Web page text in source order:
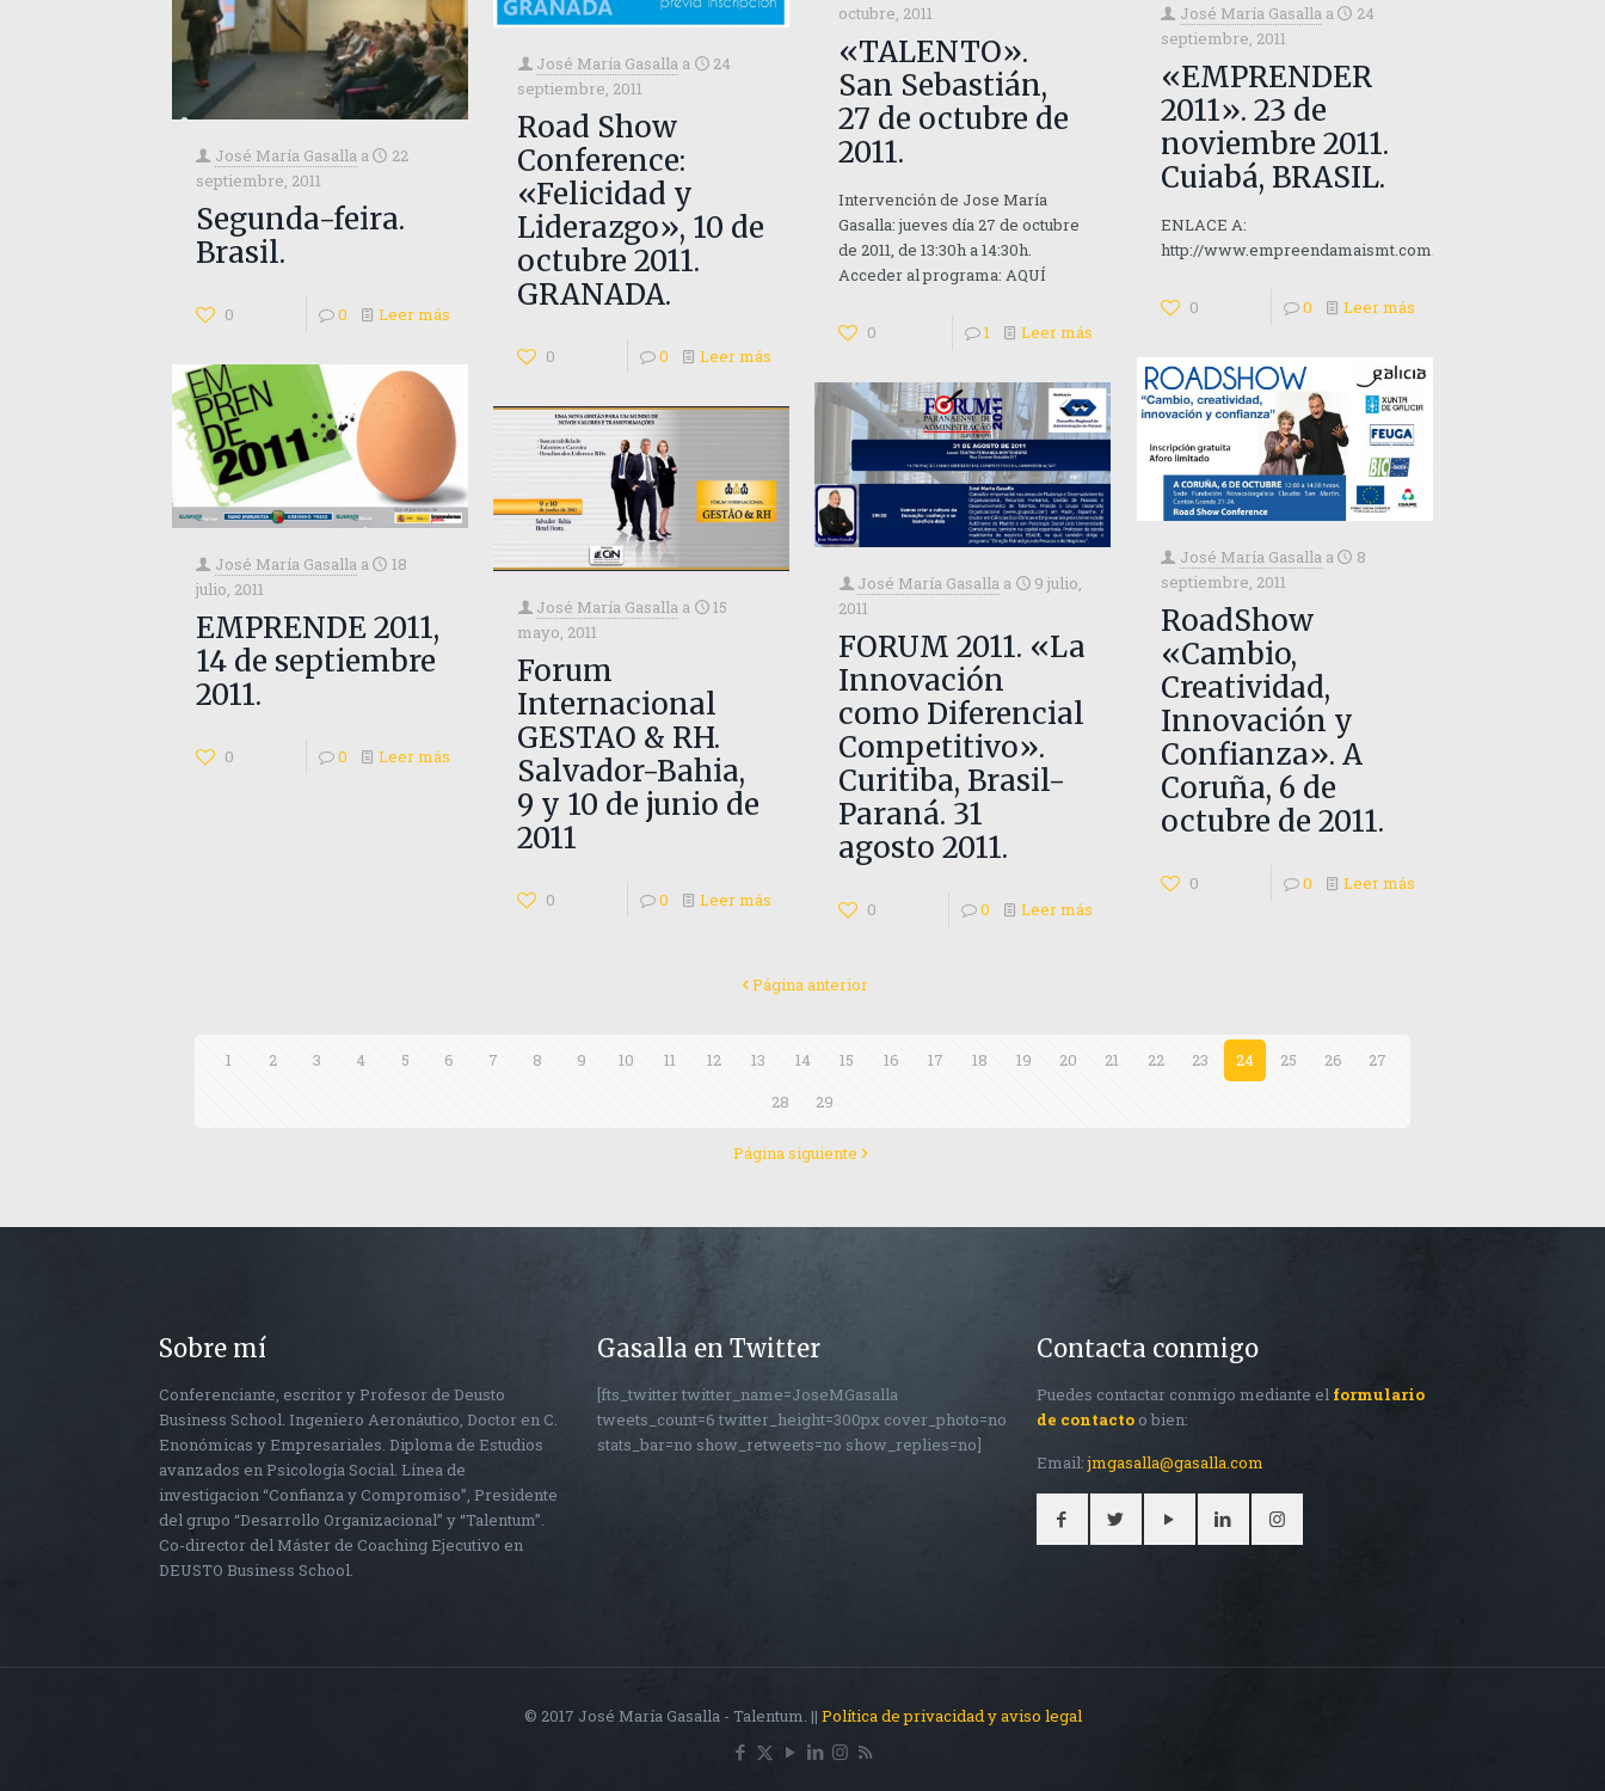
octubre, 2011
«TALENTO».
San Sebastián,
27 de octubre de
2011.
Intervención de Jose María
Gasalla: jueves día 27 de octubre
de 2011, de 13:30h a 14:30h.
Acceder al programa: AQUÍ
0 1 Leer más
José María Gasalla a
24
septiembre, 2011
«EMPRENDER
2011». 23 de
noviembre 2011.
Cuiabá, BRASIL.
ENLACE A:
http://www.empreendamaismt.com.br/2011/
0 0 Leer más
José María Gasalla a
24
septiembre, 2011
Road Show
Conference:
«Felicidad y
Liderazgo», 10 de
octubre 2011.
GRANADA.
0 0 Leer más
José María Gasalla a
22
septiembre, 2011
Segunda-feira.
Brasil.
0 0 Leer más
José María Gasalla a
8
septiembre, 2011
RoadShow
«Cambio,
Creatividad,
Innovación y
Confianza». A
Coruña, 6 de
octubre de 2011.
0 0 Leer más
José María Gasalla a
18
julio, 2011
EMPRENDE 2011,
14 de septiembre
2011.
0 0 Leer más
José María Gasalla a
9 julio,
2011
FORUM 2011. «La
Innovación
como Diferencial
Competitivo».
Curitiba, Brasil-
Paraná. 31
agosto 2011.
0 0 Leer más
José María Gasalla a
15
mayo, 2011
Forum
Internacional
GESTAO & RH.
Salvador-Bahia,
9 y 10 de junio de
2011
0 0 Leer más
Página anterior
1 2 3 4 5 6 7 8 9 10 11 12 13 14 15 16 17 18 19 20 21 22 23 24 25 26
27
28
29
Página siguiente
Sobre mí
Conferenciante, escritor y Profesor de Deusto
Business School. Ingeniero Aeronáutico, Doctor en C.
Enonómicas y Empresariales. Diploma de Estudios
avanzados en Psicología Social. Línea de
investigacion “Confianza y Compromiso”, Presidente
del grupo “Desarrollo Organizacional” y “Talentum”.
Co-director del Máster de Coaching Ejecutivo en
DEUSTO Business School.
Gasalla en Twitter
[fts_twitter twitter_name=JoseMGasalla
tweets_count=6 twitter_height=300px cover_photo=no
stats_bar=no show_retweets=no show_replies=no]
Contacta conmigo
Puedes contactar conmigo mediante el formulario
de contactoo bien:
Email:jmgasalla@gasalla.com
© 2017 José María Gasalla - Talentum. || Política de privacidad y aviso legal